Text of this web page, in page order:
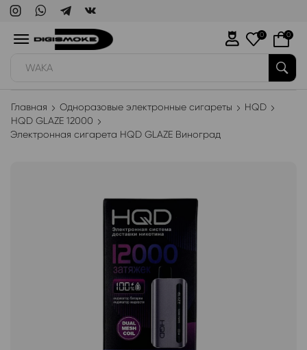
WAKA
0 0
Главная Одноразовые электронные сигареты
HQD
HQD GLAZE 12000
Электронная сигарета HQD GLAZE Виноград